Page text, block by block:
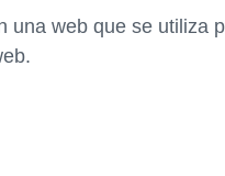
una web que se utiliza